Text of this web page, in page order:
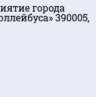
города
390005,